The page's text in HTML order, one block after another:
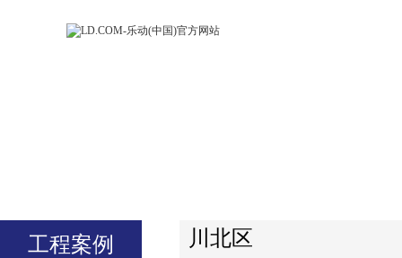
工程案例 川北区